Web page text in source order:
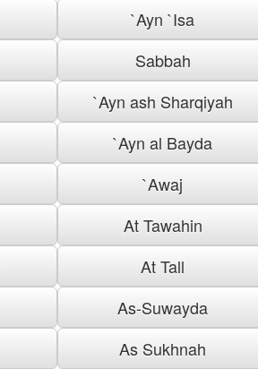
`Ayn `Isa
Sabbah
`Ayn ash Sharqiyah
`Ayn al Bayda
`Awaj
At Tawahin
At Tall
As-Suwayda
As Sukhnah